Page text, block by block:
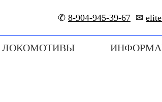
✆ 8-904-945-39-67 ✉
ЛОКОМОТИВЫ